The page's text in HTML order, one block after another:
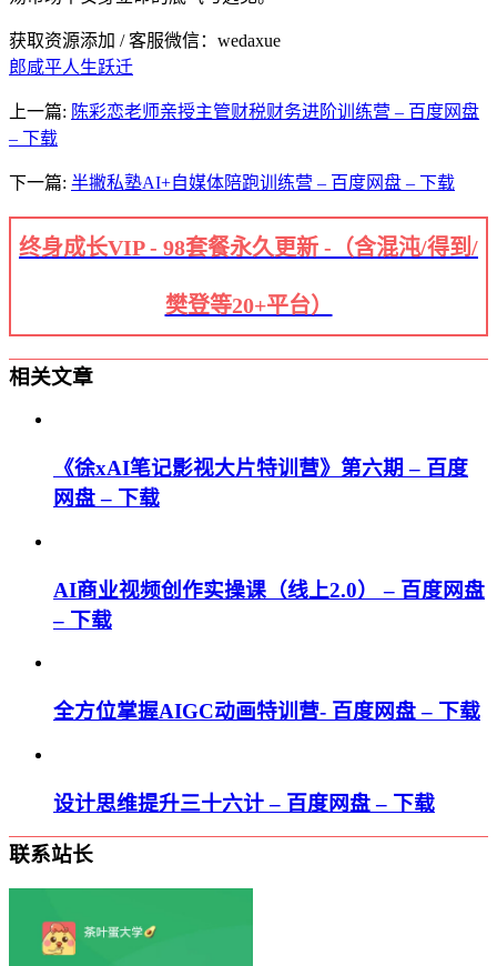
获取资源添加 / 客服微信：wedaxue
郎咸平人生跃迁
上一篇: 陈彩恋老师亲授主管财税财务进阶训练营 – 百度网盘
– 下载
下一篇: 半撇私塾AI+自媒体陪跑训练营 – 百度网盘 – 下载
终身成长VIP - 98套餐永久更新 -（含混沌/得到/
樊登等20+平台）
相关文章
《徐xAI笔记影视大片特训营》第六期 – 百度
网盘 – 下载
AI商业视频创作实操课（线上2.0） – 百度网盘
– 下载
全方位掌握AIGC动画特训营- 百度网盘 – 下载
设计思维提升三十六计 – 百度网盘 – 下载
联系站长